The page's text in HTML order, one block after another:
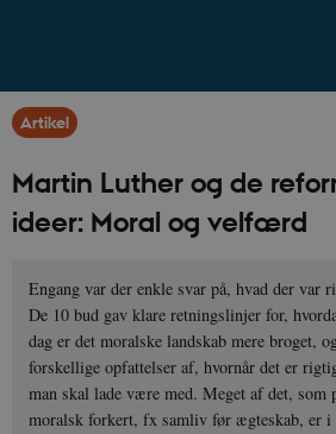
Artikel
Martin Luther og de
ideer: Moral og velfærd
Engang var der enkle svar på, hvad der var
De 10 bud gav klare retningslinjer for,
dag er det moralske landskab mere broget,
forskellige opfattelser af, hvornår det er
man skal lade være med. Meget af det, som
moralsk forkert, fx samliv før ægteskab, er i